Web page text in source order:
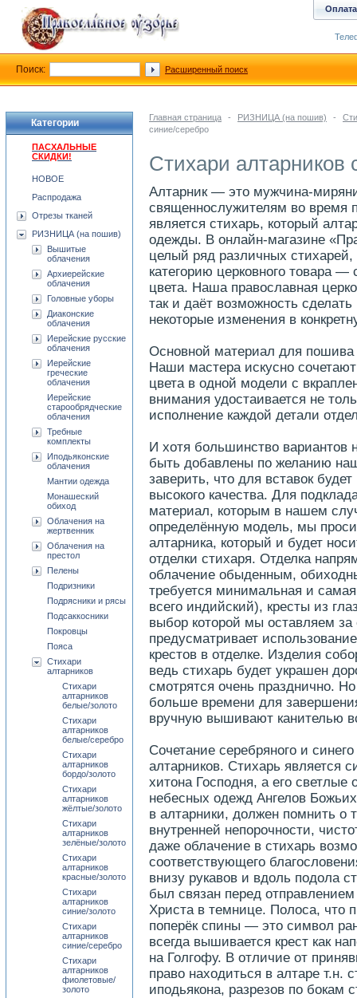
Главная страница - РИЗНИЦА (на пошив) -
синие/серебро
Стихари алтарников
Алтарник — это мужчина-
священнослужителям во время
является стихарь, который
одежды. В онлайн-магазине
целый ряд различных
категорию церковного товара
цвета. Наша православная
так и даёт возможность
некоторые изменения в
Основной материал для
Наши мастера искусно
цвета в одной модели с
внимания удостаивается не
исполнение каждой детали
И хотя большинство вариантов
быть добавлены по желанию
заверить, что для вставок
высокого качества. Для
материал, которым в нашем
определённую модель, мы
алтарника, который и будет
отделки стихаря. Отделка
облачение обыденным,
требуется минимальная и
всего индийский), кресты из
выбор которой мы оставляем за
предусматривает
крестов в отделке. Изделия
ведь стихарь будет украшен
смотрятся очень празднично.
больше времени для
вручную вышивают канителью
Сочетание серебряного и
алтарников. Стихарь является
хитона Господня, а его
небесных одежд Ангелов
в алтарники, должен помнить о
внутренней непорочности,
даже облачение в стихарь
соответствующего
внизу рукавов и вдоль подола
был связан перед
Христа в темнице. Полоса, что
поперёк спины — это символ
всегда вышивается крест как
на Голгофу. В отличие от
право находиться в алтаре т.н.
иподьякона, разрезов по бокам
Категории
ПАСХАЛЬНЫЕ
СКИДКИ!
НОВОЕ
Распродажа
Отрезы тканей
РИЗНИЦА (на пошив)
Вышитые
облачения
Архиерейские
облачения
Головные уборы
Диаконские
облачения
Иерейские русские
облачения
Иерейские
греческие
облачения
Иерейские
старообрядческие
облачения
Требные
комплекты
Иподьяконские
облачения
Мантии одежда
Монашеский
обиход
Облачения на
жертвенник
Облачения на
престол
Пелены
Подризники
Подрясники и рясы
Подсаккосники
Покровцы
Пояса
Стихари
алтарников
Стихари
алтарников
белые/золото
Стихари
алтарников
белые/серебро
Стихари
алтарников
бордо/золото
Стихари
алтарников
жёлтые/золото
Стихари
алтарников
зелёные/золото
Стихари
алтарников
красные/золото
Стихари
алтарников
синие/золото
Стихари
алтарников
синие/серебро
Стихари
алтарников
фиолетовые/
золото
Оплата
Поиск: Расширенный поиск